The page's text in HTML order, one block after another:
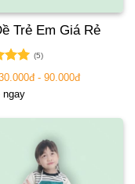
Trẻ Em Giá Rẻ
(5)
- 90.000đ
ngay